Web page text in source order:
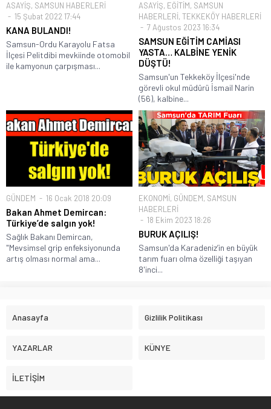
ASAYİŞ, SAMSUN HABERLERİ
15 Şubat 2022 17:44
KANA BULANDI!
Samsun-Ordu Karayolu Fatsa
İlçesi Pelitdibi mevkiinde otomobil
ile kamyonun çarpışması...
ASAYİŞ, EĞİTİM, SAMSUN
HABERLERİ, TEKKEKÖY HABERLERİ
7 Ağustos 2023 16:34
SAMSUN EĞİTİM CAMİASI
YASTA… KALBİNE YENİK
DÜŞTÜ!
Samsun'un Tekkeköy İlçesi'nde
görevli okul müdürü İsmail Narin
(56), kalbine...
GÜNDEM 16 Ocak 2018 20:09
Bakan Ahmet Demircan:
Türkiye’de salgın yok!
Sağlık Bakanı Demircan,
"Mevsimsel grip enfeksiyonunda
artış olması normal ama...
EKONOMİ, GÜNDEM, SAMSUN
HABERLERİ
18 Ekim 2023 18:26
BURUK AÇILIŞ!
Samsun'da Karadeniz’in en büyük
tarım fuarı olma özelliği taşıyan
8'inci...
Anasayfa Gizlilik Politikası
YAZARLAR KÜNYE
İLETİŞİM